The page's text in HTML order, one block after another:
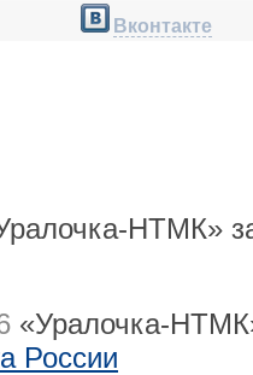
Вконтакте
НТМК»
«Уралочка-
России